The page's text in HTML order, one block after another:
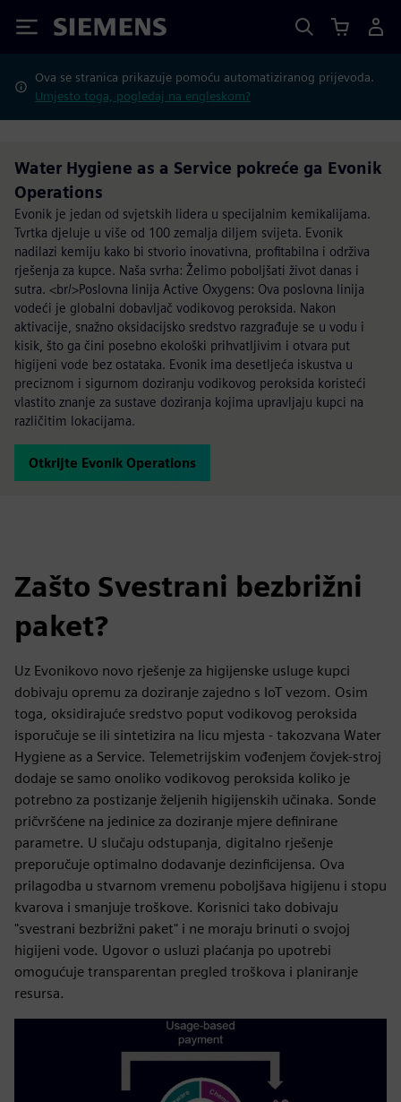
Siemens
Ova se stranica prikazuje pomoću automatiziranog prijevoda.
Umjesto toga, pogledaj na engleskom?
Water Hygiene as a Service pokreće ga Evonik
Operations
Evonik je jedan od svjetskih lidera u specijalnim kemikalijama.
Tvrtka djeluje u više od 100 zemalja diljem svijeta. Evonik
nadilazi kemiju kako bi stvorio inovativna, profitabilna i održiva
rješenja za kupce. Naša svrha: Želimo poboljšati život danas i
sutra. <br/>Poslovna linija Active Oxygens: Ova poslovna linija
vodeći je globalni dobavljač vodikovog peroksida. Nakon
aktivacije, snažno oksidacijsko sredstvo razgrađuje se u vodu i
kisik, što ga čini posebno ekološki prihvatljivim i otvara put
higijeni vode bez ostataka. Evonik ima desetljeća iskustva u
preciznom i sigurnom doziranju vodikovog peroksida koristeći
vlastito znanje za sustave doziranja kojima upravljaju kupci na
različitim lokacijama.
Otkrijte Evonik Operations
Zašto Svestrani bezbrižni
paket?
Uz Evonikovo novo rješenje za higijenske usluge kupci
dobivaju opremu za doziranje zajedno s IoT vezom. Osim
toga, oksidirajuće sredstvo poput vodikovog peroksida
isporučuje se ili sintetizira na licu mjesta - takozvana Water
Hygiene as a Service. Telemetrijskim vođenjem čovjek-stroj
dodaje se samo onoliko vodikovog peroksida koliko je
potrebno za postizanje željenih higijenskih učinaka. Sonde
pričvršćene na jedinice za doziranje mjere definirane
parametre. U slučaju odstupanja, digitalno rješenje
preporučuje optimalno dodavanje dezinficijensa. Ova
prilagodba u stvarnom vremenu poboljšava higijenu i stopu
kvarova i smanjuje troškove. Korisnici tako dobivaju
"svestrani bezbrižni paket" i ne moraju brinuti o svojoj
higijeni vode. Ugovor o usluzi plaćanja po upotrebi
omogućuje transparentan pregled troškova i planiranje
resursa.